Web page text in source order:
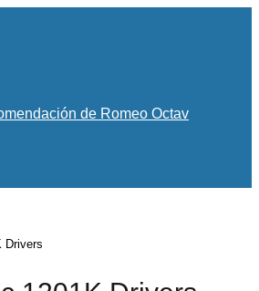
de Romeo Octav
Drivers